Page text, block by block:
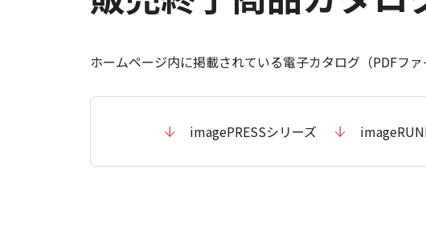
ホームページ内に掲載されている電子カタログ（PDFファ
imagePRESSシリーズ